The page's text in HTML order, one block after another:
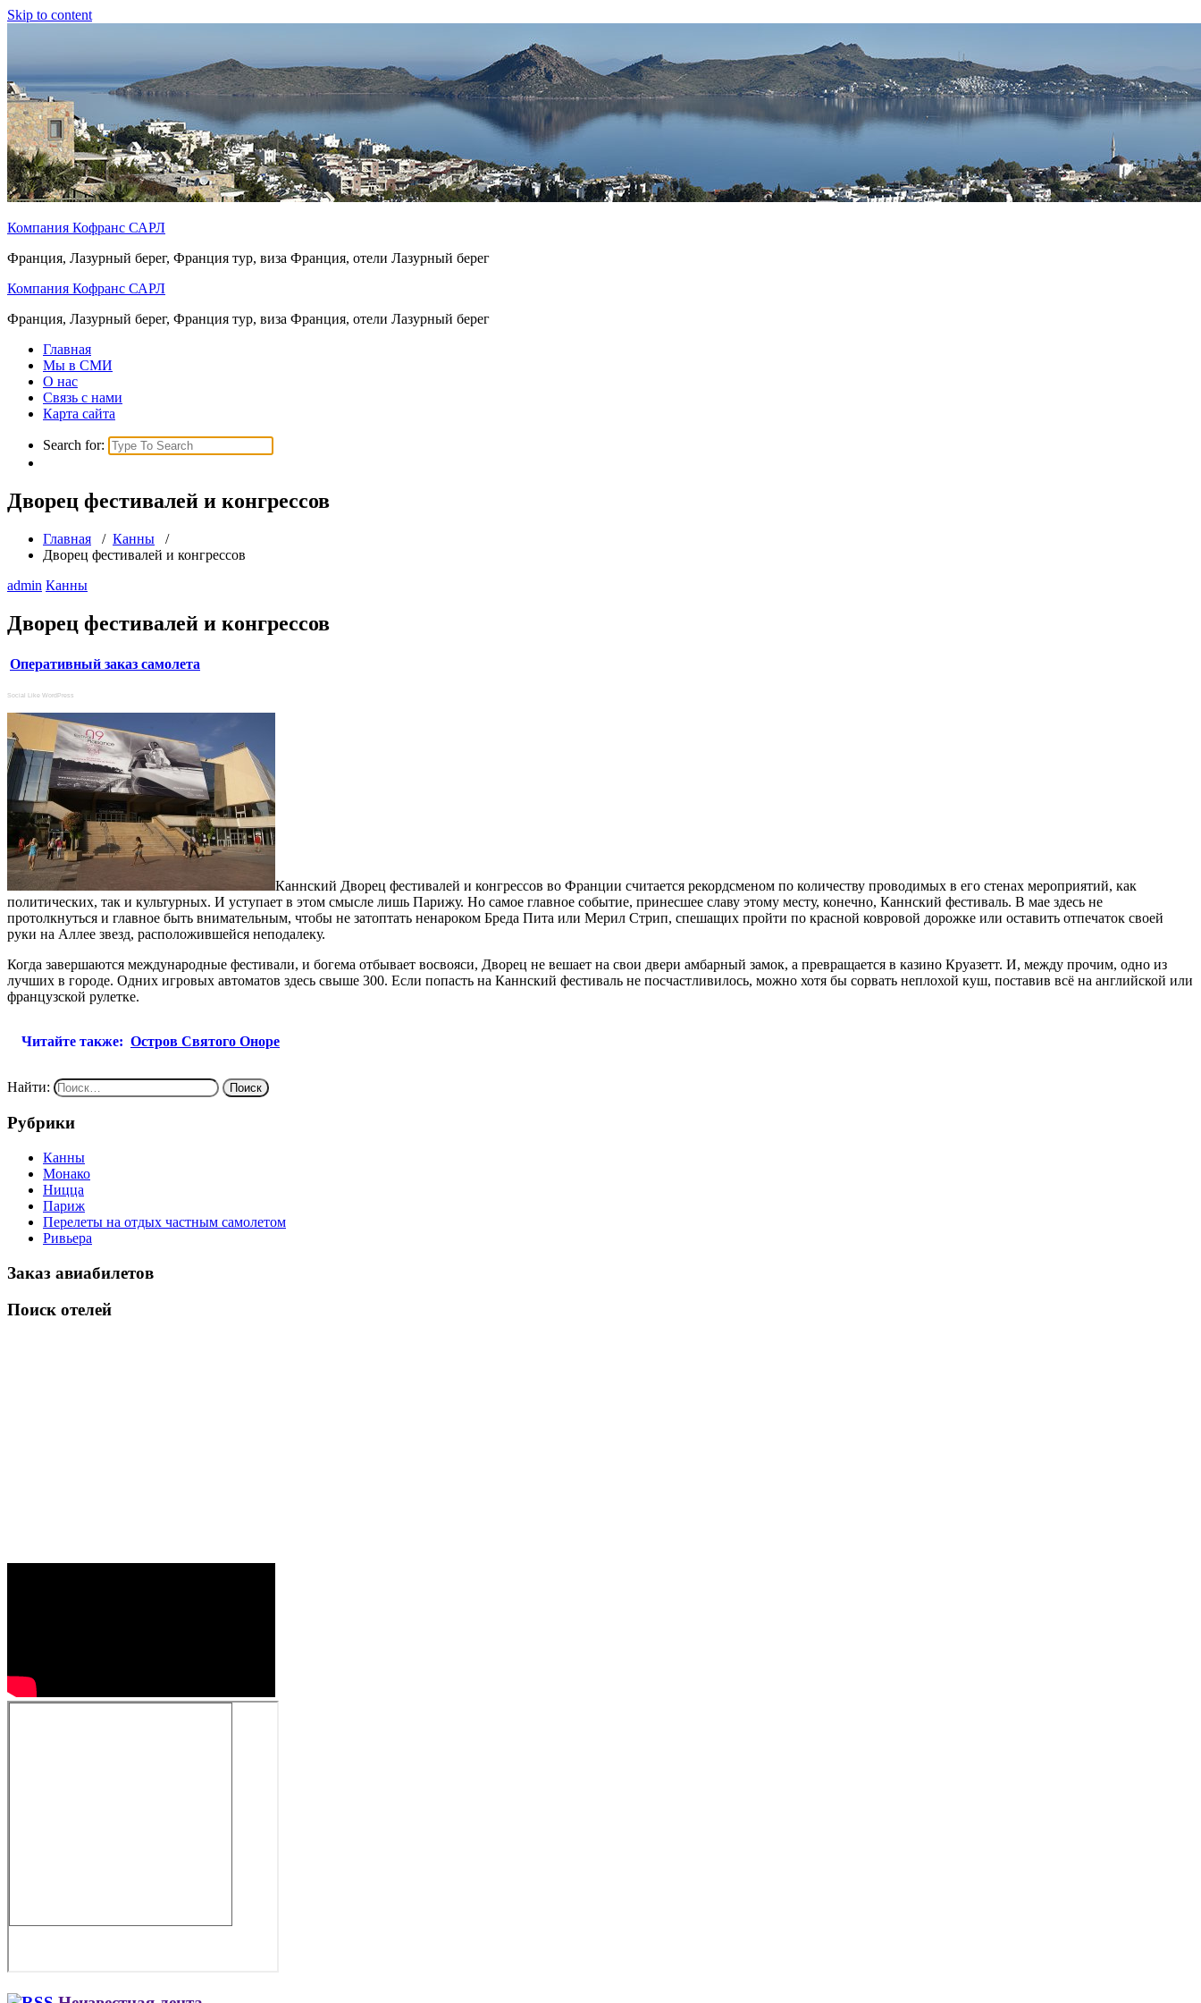
Skip to content
Компания Кофранс САРЛ
Франция, Лазурный берег, Франция тур, виза Франция, отели Лазурный берег
Компания Кофранс САРЛ
Франция, Лазурный берег, Франция тур, виза Франция, отели Лазурный берег
Главная
Мы в СМИ
О нас
Связь с нами
Карта сайта
Search for:
Дворец фестивалей и конгрессов
Главная / Канны /
Дворец фестивалей и конгрессов
admin Канны
Дворец фестивалей и конгрессов
Оперативный заказ самолета
Social Like WordPress
Каннский Дворец фестивалей и конгрессов во Франции считается рекордсменом по количеству проводимых в его стенах мероприятий, как
политических, так и культурных. И уступает в этом смысле лишь Парижу. Но самое главное событие, принесшее славу этому месту, конечно, Каннский фестиваль. В мае здесь не
протолкнуться и главное быть внимательным, чтобы не затоптать ненароком Бреда Пита или Мерил Стрип, спешащих пройти по красной ковровой дорожке или оставить отпечаток своей
руки на Аллее звезд, расположившейся неподалеку.
Когда завершаются международные фестивали, и богема отбывает восвояси, Дворец не вешает на свои двери амбарный замок, а превращается в казино Круазетт. И, между прочим, одно из
лучших в городе. Одних игровых автоматов здесь свыше 300. Если попасть на Каннский фестиваль не посчастливилось, можно хотя бы сорвать неплохой куш, поставив всё на английской или
французской рулетке.
Читайте также: Остров Святого Оноре
Найти:
Рубрики
Канны
Монако
Ницца
Париж
Перелеты на отдых частным самолетом
Ривьера
Заказ авиабилетов
Поиск отелей